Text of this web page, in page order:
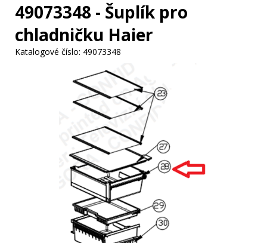
49073348 - Šuplík pro
chladničku Haier
Katalogové číslo: 49073348